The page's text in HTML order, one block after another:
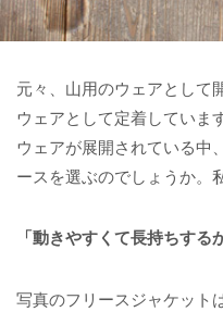
元々、山用のウェアとして
ウェアとして定着していま
ウェアが展開されている中
ースを選ぶのでしょうか。
「動きやすくて長持ちする
写真のフリースジャケット